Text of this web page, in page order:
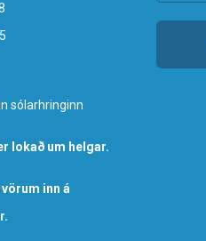
sólarhringinn
lokað um helgar.
inn á